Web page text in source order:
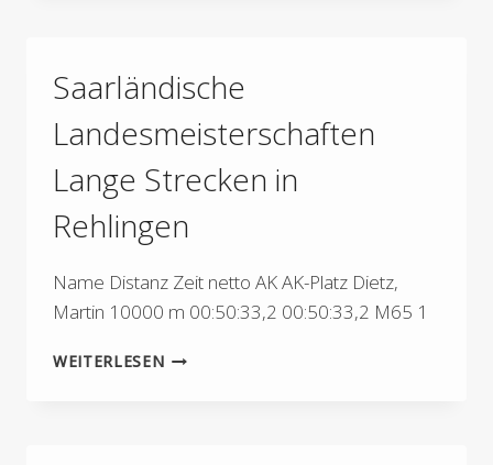
Saarländische
Landesmeisterschaften
Lange Strecken in
Rehlingen
Name Distanz Zeit netto AK AK-Platz Dietz,
Martin 10000 m 00:50:33,2 00:50:33,2 M65 1
WEITERLESENSAARLÄNDISCHE